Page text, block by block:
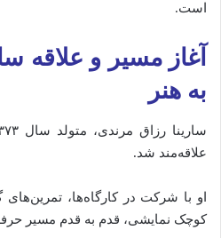
است.
آغاز مسیر و علاقه
به هنر
علاقه‌مند شد.
او با شرکت در کارگاه‌ها،
کوچک نمایشی، قدم به قدم مسیر